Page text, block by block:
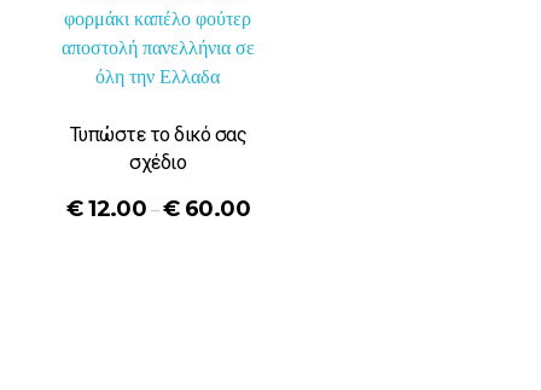
Τυπώστε το δικό σας
σχέδιο
€ 12.00 –€ 60.00